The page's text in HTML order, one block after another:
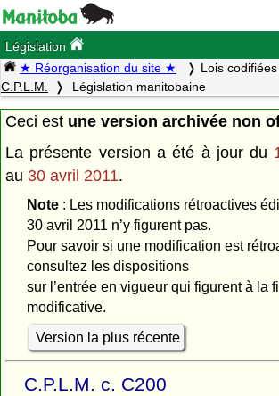
Législation
★ Réorganisation du site ★ Lois codifiées
C.P.L.M.
Législation manitobaine
Ceci est une version archivée non
La présente version a été à jour du
au 30 avril 2011.
Note: Les modifications rétroactives
30 avril 2011 n’y figurent pas.
Pour savoir si une modification est
consultez les dispositions
sur l’entrée en vigueur qui figurent à la
modificative.
Version la plus récente
C.P.L.M. c. C200